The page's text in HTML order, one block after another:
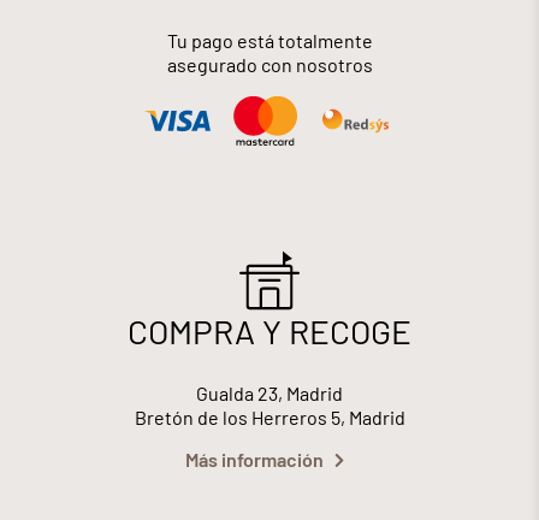
Tu pago está totalmente
asegurado con nosotros
COMPRA Y RECOGE
Gualda 23, Madrid
Bretón de los Herreros 5, Madrid
Más información